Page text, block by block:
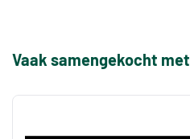
Vaak samengekocht met